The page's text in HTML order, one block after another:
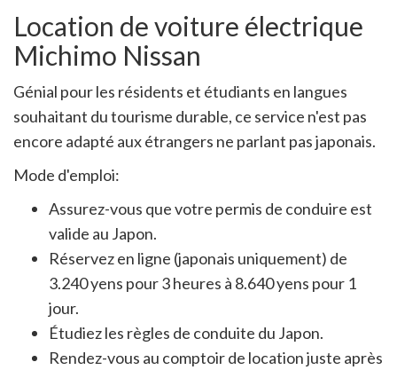
Location de voiture électrique
Michimo Nissan
Génial pour les résidents et étudiants en langues
souhaitant du tourisme durable, ce service n'est pas
encore adapté aux étrangers ne parlant pas japonais.
Mode d'emploi:
Assurez-vous que votre permis de conduire est
valide au Japon.
Réservez en ligne (japonais uniquement) de
3.240 yens pour 3 heures à 8.640 yens pour 1
jour.
Étudiez les règles de conduite du Japon.
Rendez-vous au comptoir de location juste après